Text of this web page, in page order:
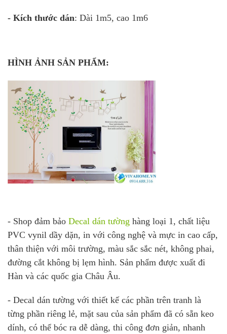
- Kích thước dán: Dài 1m5, cao 1m6
HÌNH ẢNH SẢN PHẨM:
- Shop đảm bảo Decal dán tường hàng loại 1, chất liệu
PVC vynil dầy dặn, in với công nghệ và mực in cao cấp,
thân thiện với môi trường, màu sắc sắc nét, không phai,
đường cắt không bị lẹm hình. Sản phẩm được xuất đi
Hàn và các quốc gia Châu Âu.
- Decal dán tường với thiết kế các phần trên tranh là
từng phần riêng lẻ, mặt sau của sản phẩm đã có sẵn keo
dính, có thể bóc ra dễ dàng, thi công đơn giản, nhanh